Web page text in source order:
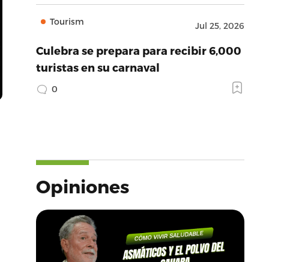
Tourism Jul 25, 2026
Culebra se prepara para recibir 6,000
turistas en su carnaval
0
Opiniones